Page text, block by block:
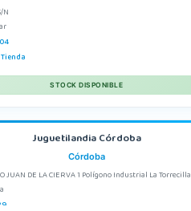
N
STOCK DISPONIBLE
Juguetilandia Córdoba
Córdoba
JUAN DE LA CIERVA 1 Polígono Industrial La Torrecilla